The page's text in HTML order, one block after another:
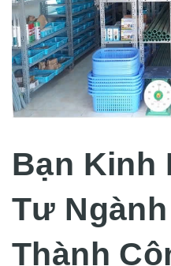
Bạn Kinh
Tư
Thành